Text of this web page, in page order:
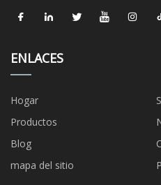
ENLACES
Hogar
Productos
Blog
mapa del sitio